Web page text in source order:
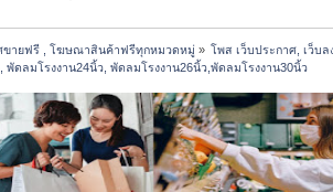
ขายฟรี , โฆษณาสินค้าฟรีทุกหมวดหมู่» โพส เว็บประกาศ, เว็บ
พัดลมโรงงาน24นิ้ว, พัดลมโรงงาน26นิ้ว,พัดลมโรงงาน30นิ้ว